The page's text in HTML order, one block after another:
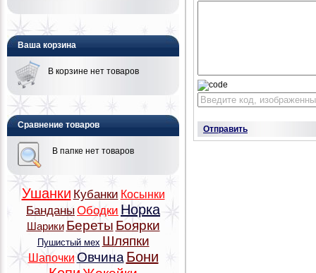
Ваша корзина
В корзине нет товаров
Сравнение товаров
В папке нет товаров
Ушанки Кубанки Косынки
БанданыОбодки Норка
Шарики Береты Боярки
Пушистый мех Шляпки
Шапочки Овчина Бони
Отправить